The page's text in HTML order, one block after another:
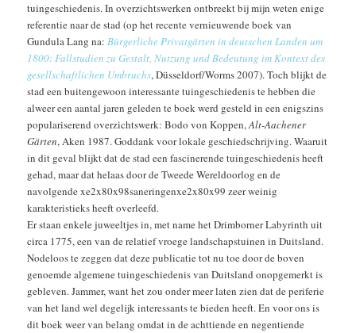
tuingeschiedenis. In overzichtswerken ontbreekt bij mijn weten enige
referentie naar de stad (op het recente vernieuwende boek van
Gundula Lang na:Bürgerliche Privatgärten in deutschen Landen um
1800: Fallstudien zu Gestalt, Nutzung und Bedeutung im Kontext des
gesellschaftlichen Umbruchs, Düsseldorf/Worms 2007). Toch blijkt de
stad een buitengewoon interessante tuingeschiedenis te hebben die
alweer een aantal jaren geleden te boek werd gesteld in een enigszins
populariserend overzichtswerk: Bodo von Koppen,Alt-Aachener
Gärten, Aken 1987. Goddank voor lokale geschiedschrijving. Waaruit
in dit geval blijkt dat de stad een fascinerende tuingeschiedenis heeft
gehad, maar dat helaas door de Tweede Wereldoorlog en de
navolgende xe2x80x98saneringenxe2x80x99 zeer weinig
karakteristieks heeft overleefd.
Er staan enkele juweeltjes in, met name het Drimborner Labyrinth uit
circa 1775, een van de relatief vroege landschapstuinen in Duitsland.
Nodeloos te zeggen dat deze publicatie tot nu toe door de boven
genoemde algemene tuingeschiedenis van Duitsland onopgemerkt is
gebleven. Jammer, want het zou onder meer laten zien dat de periferie
van het land wel degelijk interessants te bieden heeft. En voor ons is
dit boek weer van belang omdat in de achttiende en negentiende